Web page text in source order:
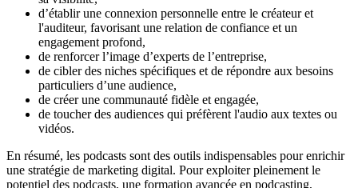
d’établir une connexion personnelle entre le créateur et
l'auditeur, favorisant une relation de confiance et un
engagement profond,
de renforcer l’image d’experts de l’entreprise,
de cibler des niches spécifiques et de répondre aux besoins
particuliers d’une audience,
de créer une communauté fidèle et engagée,
de toucher des audiences qui préfèrent l'audio aux textes ou
vidéos.
En résumé, les podcasts sont des outils indispensables pour enrichir
une stratégie de marketing digital. Pour exploiter pleinement le
potentiel des podcasts, une formation avancée en podcasting,